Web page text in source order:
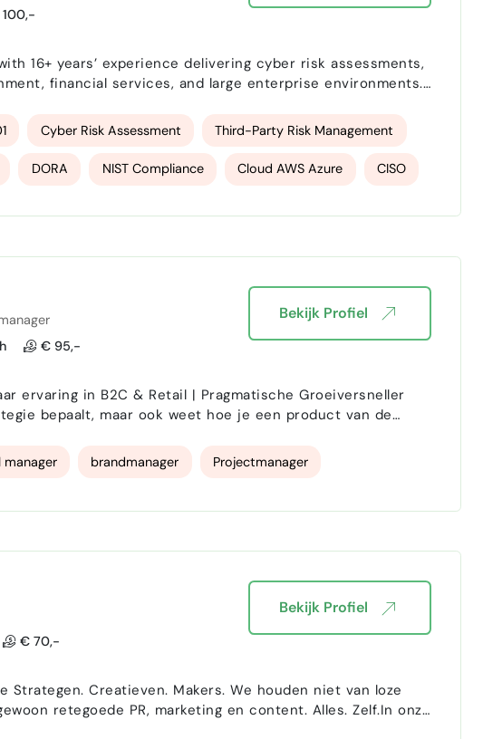
16+ years’ experience delivering cyber risk assessments,
financial services, and large enterprise environments. I
Cyber Risk Assessment Third-Party Risk Management
DORA NIST Compliance Cloud AWS Azure CISO
€ 95,-
ervaring in B2C & Retail | Pragmatische Groeiversneller
bepaalt, maar ook weet hoe je een product van de
gr…
brandmanager Projectmanager
Bekijk Profiel
€ 70,-
retegoede PR, marketing en content. Alles. Zelf.In onze
Bekijk Profiel